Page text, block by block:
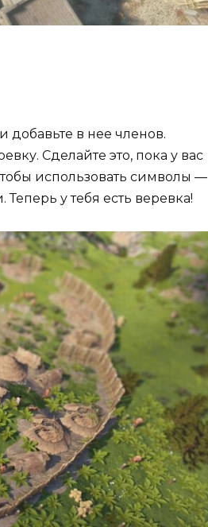
добавьте в нее членов.
Сделайте это, пока у вас
использовать символы —
у тебя есть веревка!